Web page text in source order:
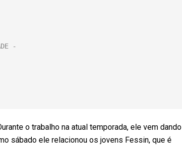
o trabalho na atual temporada, ele vem dando
sábado ele relacionou os jovens Fessin, que é